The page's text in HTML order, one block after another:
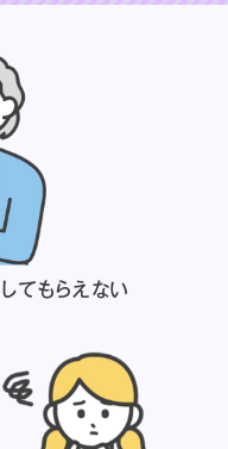
してもらえない